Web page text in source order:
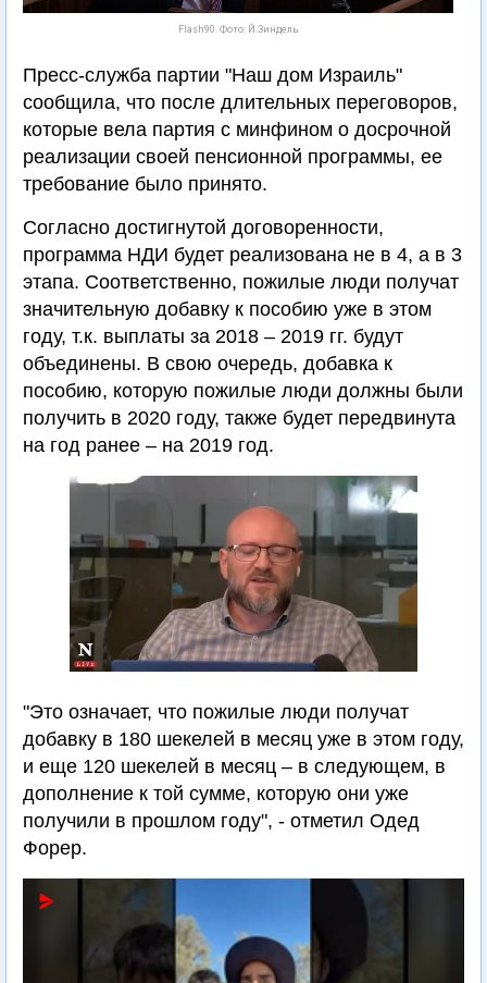
Flash90. Фото: Й.Зиндель
Пресс-служба партии "Наш дом Израиль"
сообщила, что после длительных переговоров,
которые вела партия с минфином о досрочной
реализации своей пенсионной программы, ее
требование было принято.
Согласно достигнутой договоренности,
программа НДИ будет реализована не в 4, а в 3
этапа. Соответственно, пожилые люди получат
значительную добавку к пособию уже в этом
году, т.к. выплаты за 2018 – 2019 гг. будут
объединены. В свою очередь, добавка к
пособию, которую пожилые люди должны были
получить в 2020 году, также будет передвинута
на год ранее – на 2019 год.
"Это означает, что пожилые люди получат
добавку в 180 шекелей в месяц уже в этом году,
и еще 120 шекелей в месяц – в следующем, в
дополнение к той сумме, которую они уже
получили в прошлом году", - отметил Одед
Форер.